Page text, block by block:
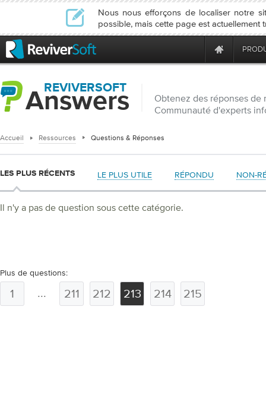
Nous nous efforçons de localiser notre
possible, mais cette page est
REVIVERSOFT
Answers
Obtenez des réponses de
Communauté d'experts
Accueil Ressources Questions & Réponses
LES PLUS RÉCENTS LE PLUS UTILE RÉPONDU NON-
Il n'y a pas de question sous cette catégorie.
Plus de questions:
1 ... 211 212 213 214 215